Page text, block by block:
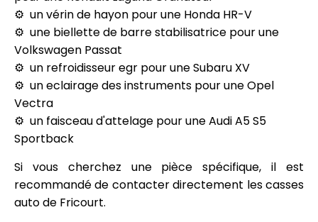
un vérin de hayon pour une Honda HR-V
une biellette de barre stabilisatrice pour une
Volkswagen Passat
un refroidisseur egr pour une Subaru XV
un eclairage des instruments pour une Opel
Vectra
un faisceau d'attelage pour une Audi A5 S5
Sportback
Si vous cherchez une pièce spécifique, il est
recommandé de contacter directement les casses
auto de Fricourt.